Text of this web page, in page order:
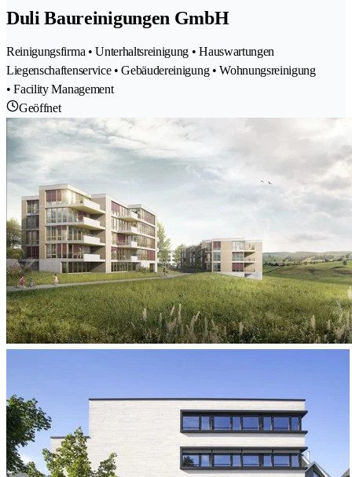
Duli Baureinigungen GmbH
Reinigungsfirma • Unterhaltsreinigung • Hauswartungen
Liegenschaftenservice • Gebäudereinigung • Wohnungsreinigung
• Facility Management
Geöffnet